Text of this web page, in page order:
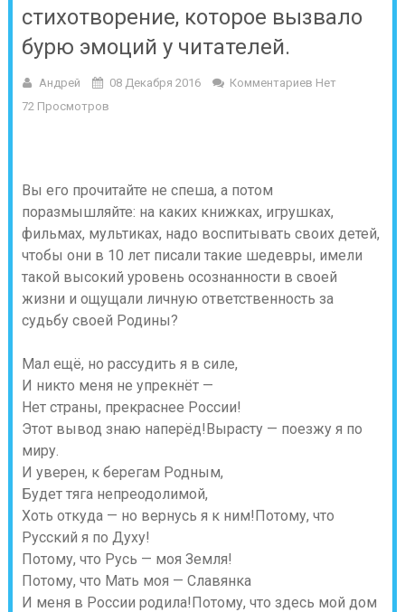
стихотворение, которое вызвало
бурю эмоций у читателей.
Андрей 08 Декабря 2016
Комментариев Нет
72 Просмотров
Вы его прочитайте не спеша, а потом
поразмышляйте: на каких книжках, игрушках,
фильмах, мультиках, надо воспитывать своих детей,
чтобы они в 10 лет писали такие шедевры, имели
такой высокий уровень осознанности в своей
жизни и ощущали личную ответственность за
судьбу своей Родины?
Мал ещё, но рассудить я в силе,
И никто меня не упрекнёт —
Нет страны, прекраснее России!
Этот вывод знаю наперёд!Вырасту — поезжу я по
миру.
И уверен, к берегам Родным,
Будет тяга непреодолимой,
Хоть откуда — но вернусь я к ним!Потому, что
Русский я по Духу!
Потому, что Русь — моя Земля!
Потому, что Мать моя — Славянка
И меня в России родила!Потому, что здесь мой дом